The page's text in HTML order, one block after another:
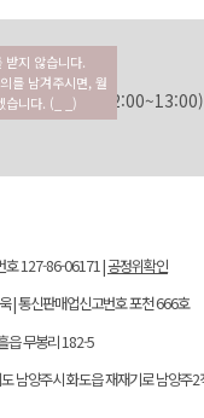
받지 않습니다.
를 남겨주시면, 월
습니다. (_ _)
354-3022
(점심:
호 127-86-06171 |공정위확인
| 통신판매업신고번호 포천 666호
읍 무봉리 182-5
남양주시 화도읍 재재기로 남양주2